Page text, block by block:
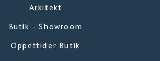
Arkitekt
Butik - Showroom
Öppettider Butik